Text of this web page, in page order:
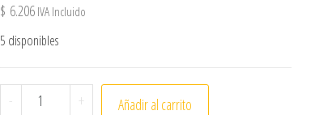
$ 6.206 IVA Incluido
5 disponibles
- Rollo Termico,57mmx30mt,x10r 2601 cantidad
+ Añadir al carrito